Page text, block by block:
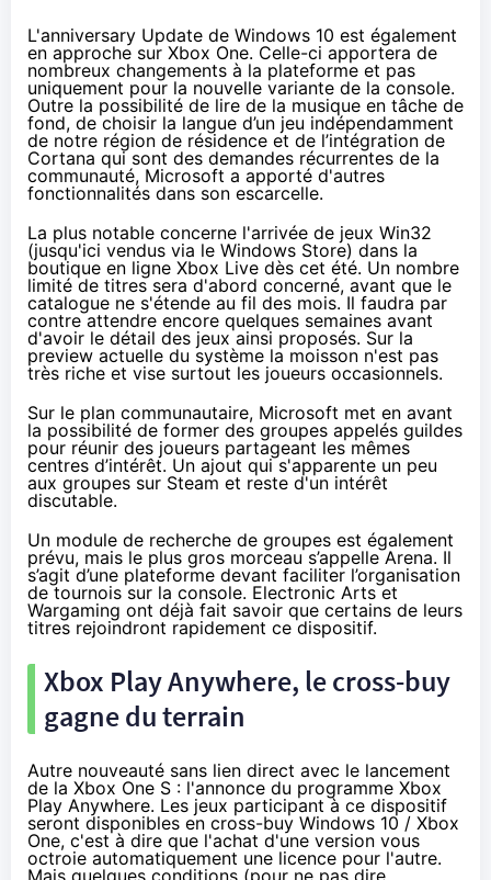
L'anniversary Update de Windows 10 est également
en approche sur Xbox One. Celle-ci apportera de
nombreux changements à la plateforme et pas
uniquement pour la nouvelle variante de la console.
Outre la possibilité de lire de la musique en tâche de
fond, de choisir la langue d’un jeu indépendamment
de notre région de résidence et de l’intégration de
Cortana qui sont des demandes récurrentes de la
communauté, Microsoft a apporté d'autres
fonctionnalités dans son escarcelle.
La plus notable concerne l'arrivée de jeux Win32
(jusqu'ici vendus via le Windows Store) dans la
boutique en ligne Xbox Live dès cet été. Un nombre
limité de titres sera d'abord concerné, avant que le
catalogue ne s'étende au fil des mois. Il faudra par
contre attendre encore quelques semaines avant
d'avoir le détail des jeux ainsi proposés. Sur la
preview actuelle du système la moisson n'est pas
très riche et vise surtout les joueurs occasionnels.
Sur le plan communautaire, Microsoft met en avant
la possibilité de former des groupes appelés guildes
pour réunir des joueurs partageant les mêmes
centres d’intérêt. Un ajout qui s'apparente un peu
aux groupes sur Steam et reste d'un intérêt
discutable.
Un module de recherche de groupes est également
prévu, mais le plus gros morceau s’appelle Arena. Il
s’agit d’une plateforme devant faciliter l’organisation
de tournois sur la console. Electronic Arts et
Wargaming ont déjà fait savoir que certains de leurs
titres rejoindront rapidement ce dispositif.
Xbox Play Anywhere, le cross-buy
gagne du terrain
Autre nouveauté sans lien direct avec le lancement
de la Xbox One S : l'annonce du programme Xbox
Play Anywhere. Les jeux participant à ce dispositif
seront disponibles en cross-buy Windows 10 / Xbox
One, c'est à dire que l'achat d'une version vous
octroie automatiquement une licence pour l'autre.
Mais quelques conditions (pour ne pas dire